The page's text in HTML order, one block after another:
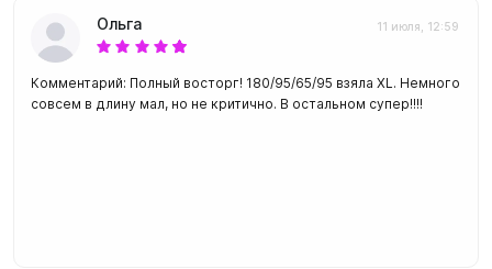
Ольга 11 июля, 12:59
Комментарий: Полный восторг! 180/95/65/95 взяла XL. Немного
совсем в длину мал, но не критично. В остальном супер!!!!